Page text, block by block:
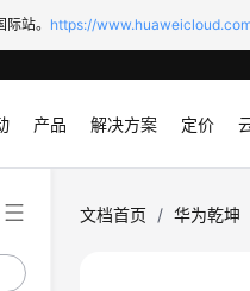
站。 https://
产品 解决方案 定价
文档首页 / 华为乾坤